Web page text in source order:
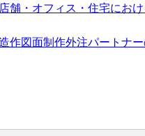
店舗・オフィス・住宅にお
作図面制作外注パートナ